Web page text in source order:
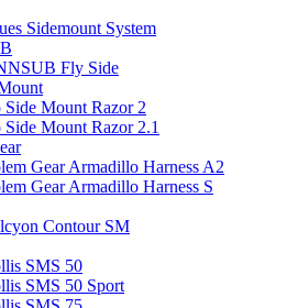
Sidemount System
Fly Side
Side Mount Razor 2
Side Mount Razor 2.1
Gear Armadillo Harness A2
Gear Armadillo Harness S
Contour SM
SMS 50
SMS 50 Sport